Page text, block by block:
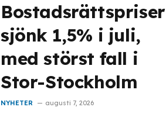
Bostadsrättspriser
sjönk 1,5% i juli,
med störst fall i
Stor-Stockholm
NYHETER augusti 7, 2026